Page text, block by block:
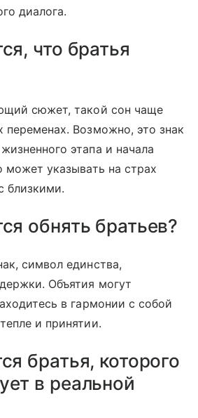
диалога.
что братья
сюжет, такой сон чаще
переменах. Возможно, это знак
этапа и начала
может указывать на страх
близкими.
обнять братьев?
символ единства,
Объятия могут
в гармонии с собой
и принятии.
братья, которого
в реальной